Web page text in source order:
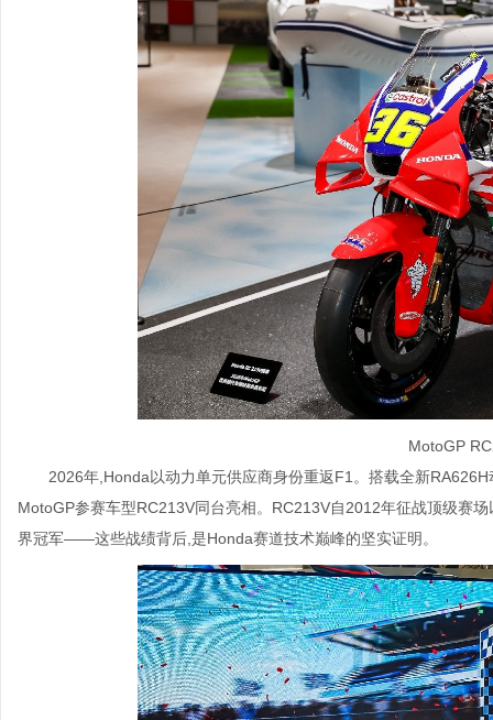
MotoGP
2026年,Honda以动力单元供应商身份重返F1。搭载全新
MotoGP参赛车型RC213V同台亮相。RC213V自2012年征战顶级赛
界冠军——这些战绩背后,是Honda赛道技术巅峰的坚实证明。